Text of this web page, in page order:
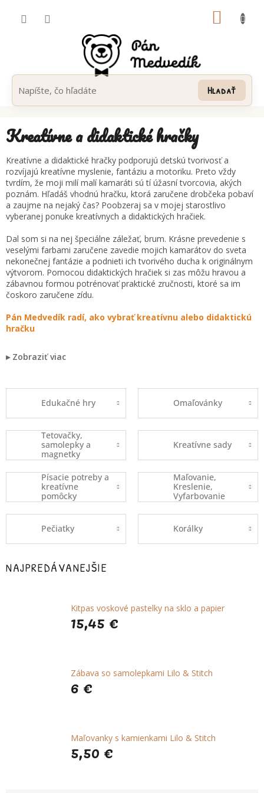
Hľadať
Kreatívne a didaktické hračky
Kreatívne a didaktické hračky podporujú detskú tvorivosť a
rozvíjajú kreatívne myslenie, fantáziu a motoriku. Preto vždy
tvrdím, že moji milí malí kamaráti sú tí úžasní tvorcovia, akých
poznám. Hľadáš vhodnú hračku, ktorá zaručene drobčeka pobaví
a zaujme na nejaký čas? Poobzeraj sa v mojej starostlivo
vyberanej ponuke kreatívnych a didaktických hračiek.
Dal som si na nej špeciálne záležať, brum. Krásne prevedenie s
veselými farbami zaručene zavedie mojich kamarátov do sveta
nekonečnej fantázie a podnieti ich tvorivého ducha k originálnym
výtvorom. Pomocou didaktických hračiek si zas môžu hravou a
zábavnou formou potrénovať praktické zručnosti, ktoré sa im
čoskoro zaručene zídu.
Pán Medvedík radí, ako vybrať kreatívnu alebo didaktickú
hračku
Zobraziť viac
Edukačné hry Omaľovánky
Tetovačky,
samolepky a
magnetky
Kreatívne sady
Písacie potreby a
kreatívne
pomôcky
Maľovanie,
Kreslenie,
Vyfarbovanie
Pečiatky Korálky
NAJPREDÁVANEJŠIE
Kitpas voskové pastelky na sklo a papier
15,45 €
Zábava so samolepkami Lilo & Stitch
6 €
Maľovanky s kamienkami Lilo & Stitch
5,50 €